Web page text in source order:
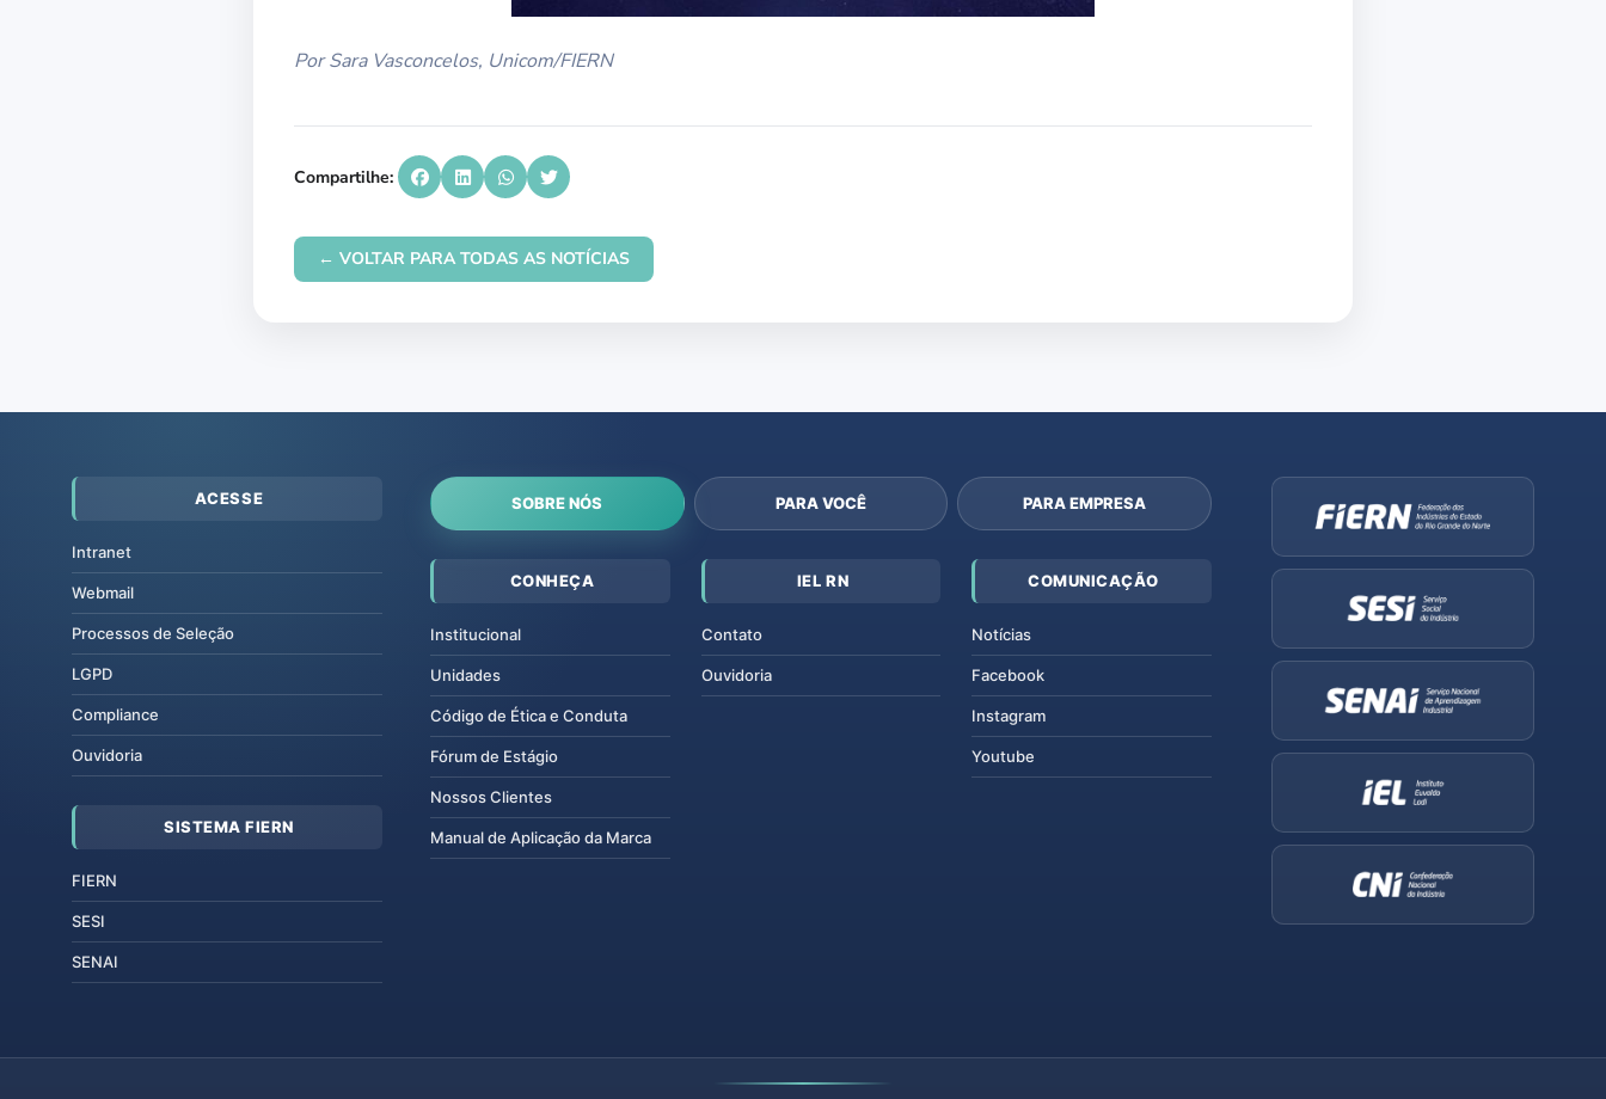
Por Sara Vasconcelos, Unicom/FIERN
Compartilhe:
← VOLTAR PARA TODAS AS NOTÍCIAS
ACESSE
Intranet
Webmail
Processos de Seleção
LGPD
Compliance
Ouvidoria
SISTEMA FIERN
FIERN
SESI
SENAI
SOBRE NÓS PARA VOCÊ PARA EMPRESA
CONHEÇA
Institucional
Unidades
Código de Ética e Conduta
Fórum de Estágio
Nossos Clientes
Manual de Aplicação da Marca
IEL RN
Contato
Ouvidoria
COMUNICAÇÃO
Notícias
Facebook
Instagram
Youtube